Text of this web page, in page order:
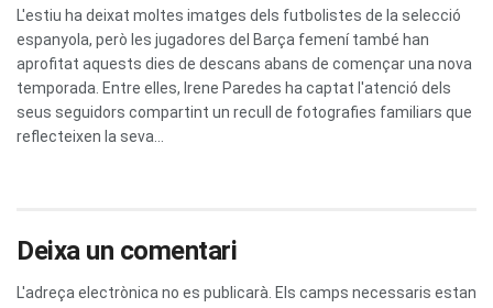
L'estiu ha deixat moltes imatges dels futbolistes de la selecció
espanyola, però les jugadores del Barça femení també han
aprofitat aquests dies de descans abans de començar una nova
temporada. Entre elles, Irene Paredes ha captat l'atenció dels
seus seguidors compartint un recull de fotografies familiars que
reflecteixen la seva...
Deixa un comentari
L'adreça electrònica no es publicarà. Els camps necessaris estan